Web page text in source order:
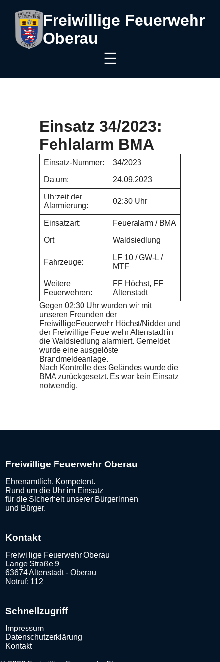
Freiwillige Feuerwehr
Oberau
☰
Einsatz 34/2023:
Fehlalarm BMA
Einsatz-Nummer: 34/2023
Datum: 24.09.2023
Uhrzeit der
Alarmierung:
02:30 Uhr
Einsatzart: Feueralarm / BMA
Ort: Waldsiedlung
Fahrzeuge:
LF 10 / GW-L /
MTF
Weitere
Feuerwehren:
FF Höchst, FF
Altenstadt
Gegen 02:30 Uhr wurden wir mit
unseren Freunden der
FreiwilligeFeuerwehr Höchst/Nidder und
der Freiwillige Feuerwehr Altenstadt in
die Waldsiedlung alarmiert. Gemeldet
wurde eine ausgelöste
Brandmeldeanlage.
Nach Kontrolle des Geländes wurde die
BMA zurückgesetzt. Es war kein Einsatz
notwendig.
Freiwillige Feuerwehr Oberau
Ehrenamtlich. Kompetent.
Rund um die Uhr im Einsatz
für die Sicherheit unserer Bürgerinnen
und Bürger.
Kontakt
Freiwillige Feuerwehr Oberau
Lange Straße 9
63674 Altenstadt - Oberau
Notruf: 112
Schnellzugriff
Impressum
Datenschutzerklärung
Kontakt